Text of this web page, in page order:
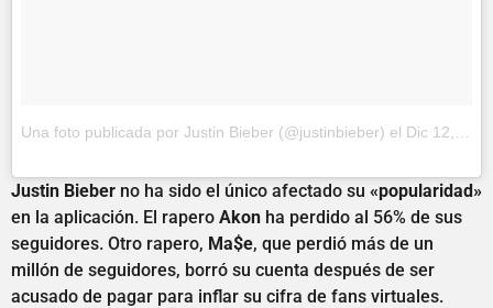
Una foto publicada por Justin Bieber (@justinbieber) el Dic 12, 2014 at 12:24 PST
Justin Bieber no ha sido el único afectado su «popularidad»
en la aplicación. El rapero Akon ha perdido al 56% de sus
seguidores. Otro rapero, Ma$e, que perdió más de un
millón de seguidores, borró su cuenta después de ser
acusado de pagar para inflar su cifra de fans virtuales.